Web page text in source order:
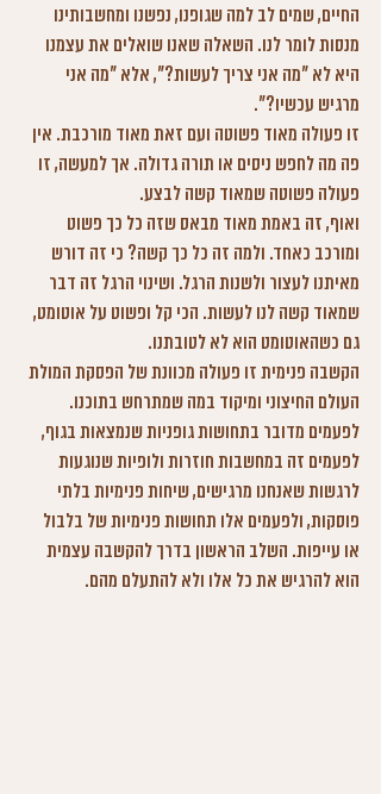
החיים, שמים לב למה שגופנו, נפשנו ומחשבותינו
מנסות לומר לנו. השאלה שאנו שואלים את עצמנו
היא לא "מה אני צריך לעשות?", אלא "מה אני
מרגיש עכשיו?".
זו פעולה מאוד פשוטה ועם זאת מאוד מורכבת. אין
פה מה לחפש ניסים או תורה גדולה. אך למעשה, זו
פעולה פשוטה שמאוד קשה לבצע.
ואוף, זה באמת מאוד מבאס שזה כל כך פשוט
ומורכב כאחד. ולמה זה כל כך קשה? כי זה דורש
מאיתנו לעצור ולשנות הרגל. ושינוי הרגל זה דבר
שמאוד קשה לנו לעשות. הכי קל ופשוט על אוטומט,
גם כשהאוטומט הוא לא לטובתנו.
הקשבה פנימית זו פעולה מכוונת של הפסקת המולת
העולם החיצוני ומיקוד במה שמתרחש בתוכנו.
לפעמים מדובר בתחושות גופניות שנמצאות בגוף,
לפעמים זה במחשבות חוזרות ולופיות שנוגעות
לרגשות שאנחנו מרגישים, שיחות פנימיות בלתי
פוסקות, ולפעמים אלו תחושות פנימיות של בלבול
או עייפות. השלב הראשון בדרך להקשבה עצמית
הוא להרגיש את כל אלו ולא להתעלם מהם.